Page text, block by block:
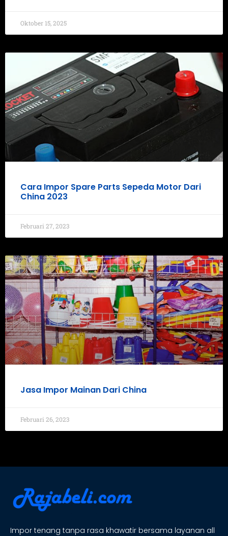
Oktober 15, 2025
Cara Impor Spare Parts Sepeda Motor Dari
China 2023
Februari 27, 2023
Jasa Impor Mainan Dari China
Februari 26, 2023
Impor tenang tanpa rasa khawatir bersama layanan all